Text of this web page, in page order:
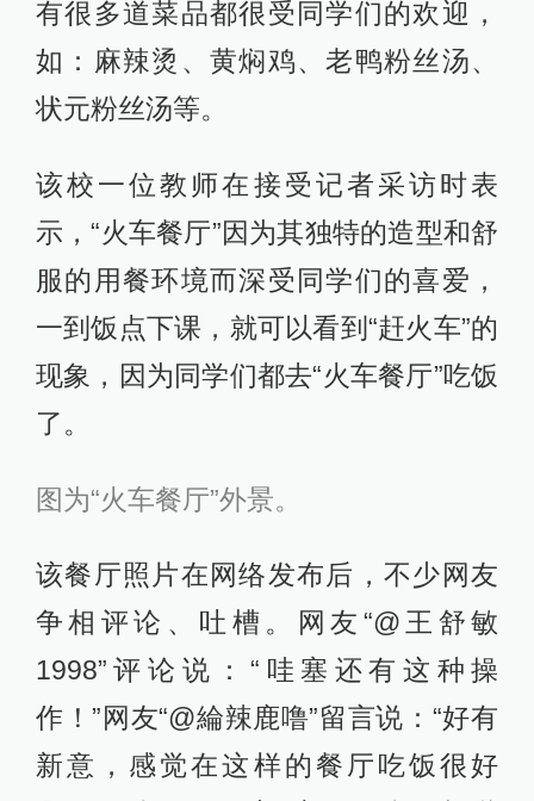
有很多道菜品都很受同学们的欢迎，
如：麻辣烫、黄焖鸡、老鸭粉丝汤、
状元粉丝汤等。
该校一位教师在接受记者采访时表
示，“火车餐厅”因为其独特的造型和舒
服的用餐环境而深受同学们的喜爱，
一到饭点下课，就可以看到“赶火车”的
现象，因为同学们都去“火车餐厅”吃饭
了。
图为“火车餐厅”外景。
该餐厅照片在网络发布后，不少网友
争相评论、吐槽。网友“@王舒敏
1998”评论说：“哇塞还有这种操
作！”网友“@綸辣鹿噜”留言说：“好有
新意，感觉在这样的餐厅吃饭很好